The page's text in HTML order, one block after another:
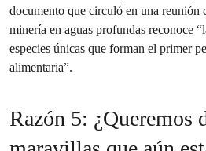
documento que circuló en una reunión
minería en aguas profundas reconoce
especies únicas que forman el primer
alimentaria”.
Razón 5: ¿Queremos